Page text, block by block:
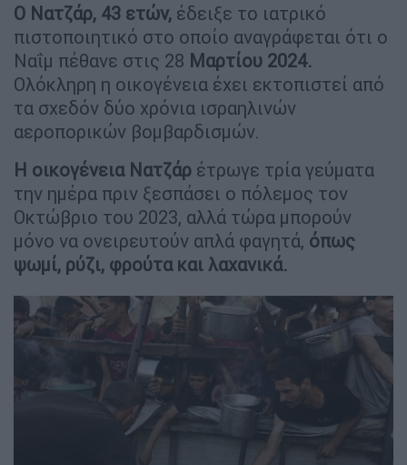
Ο Νατζάρ, 43 ετών, έδειξε το ιατρικό
πιστοποιητικό στο οποίο αναγράφεται ότι ο
Ναΐμ πέθανε στις 28 Μαρτίου 2024.
Ολόκληρη η οικογένεια έχει εκτοπιστεί από
τα σχεδόν δύο χρόνια ισραηλινών
αεροπορικών βομβαρδισμών.
Η οικογένεια Νατζάρ έτρωγε τρία γεύματα
την ημέρα πριν ξεσπάσει ο πόλεμος τον
Οκτώβριο του 2023, αλλά τώρα μπορούν
μόνο να ονειρευτούν απλά φαγητά, όπως
ψωμί, ρύζι, φρούτα και λαχανικά.